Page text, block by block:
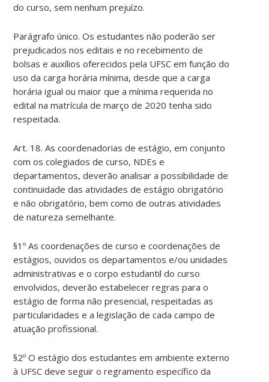
do curso, sem nenhum prejuízo.
Parágrafo único. Os estudantes não poderão ser
prejudicados nos editais e no recebimento de
bolsas e auxílios oferecidos pela UFSC em função do
uso da carga horária mínima, desde que a carga
horária igual ou maior que a mínima requerida no
edital na matrícula de março de 2020 tenha sido
respeitada.
Art. 18. As coordenadorias de estágio, em conjunto
com os colegiados de curso, NDEs e
departamentos, deverão analisar a possibilidade de
continuidade das atividades de estágio obrigatório
e não obrigatório, bem como de outras atividades
de natureza semelhante.
§1º As coordenações de curso e coordenações de
estágios, ouvidos os departamentos e/ou unidades
administrativas e o corpo estudantil do curso
envolvidos, deverão estabelecer regras para o
estágio de forma não presencial, respeitadas as
particularidades e a legislação de cada campo de
atuação profissional.
§2º O estágio dos estudantes em ambiente externo
à UFSC deve seguir o regramento específico da